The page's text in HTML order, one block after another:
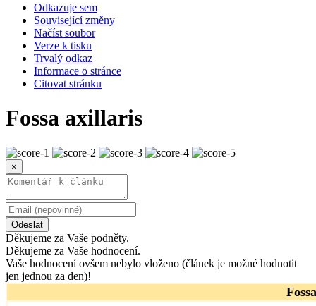
Odkazuje sem
Související změny
Načíst soubor
Verze k tisku
Trvalý odkaz
Informace o stránce
Citovat stránku
Fossa axillaris
×
Odeslat
Děkujeme za Vaše podněty.
Děkujeme za Vaše hodnocení.
Vaše hodnocení ovšem nebylo vloženo (článek je možné hodnotit
jen jednou za den)!